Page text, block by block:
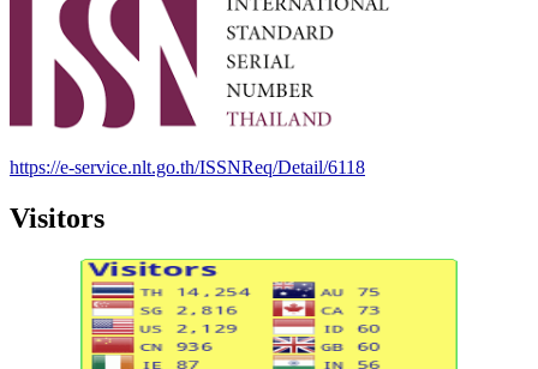
https://e-service.nlt.go.th/ISSNReq/Detail/6118
Visitors